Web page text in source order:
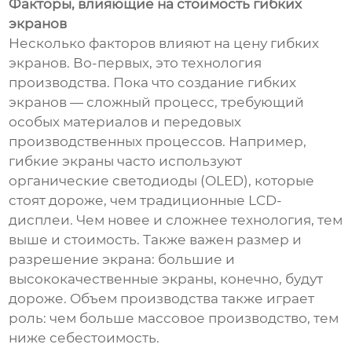
Факторы, влияющие на стоимость гибких
экранов
Несколько факторов влияют на цену гибких
экранов. Во-первых, это технология
производства. Пока что создание гибких
экранов — сложный процесс, требующий
особых материалов и передовых
производственных процессов. Например,
гибкие экраны часто используют
органические светодиоды (OLED), которые
стоят дороже, чем традиционные LCD-
дисплеи. Чем новее и сложнее технология, тем
выше и стоимость. Также важен размер и
разрешение экрана: большие и
высококачественные экраны, конечно, будут
дороже. Объем производства также играет
роль: чем больше массовое производство, тем
ниже себестоимость.